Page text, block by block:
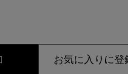
お気に入りに登